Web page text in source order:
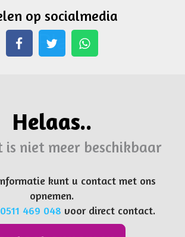
op socialmedia
Whatsapp
Helaas..
is niet meer beschikbaar
kunt u contact met ons
opnemen.
0511 469 048 voor direct contact.